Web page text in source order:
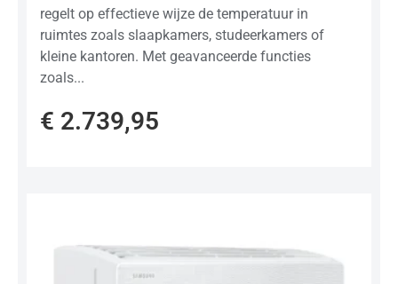
regelt op effectieve wijze de temperatuur in
ruimtes zoals slaapkamers, studeerkamers of
kleine kantoren. Met geavanceerde functies
zoals...
€ 2.739,95